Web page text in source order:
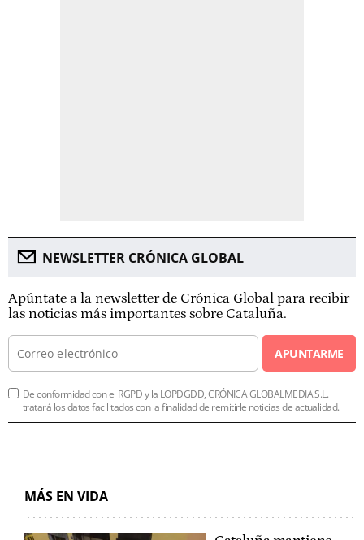
NEWSLETTER CRÓNICA GLOBAL
Apúntate a la newsletter de Crónica Global para recibir
las noticias más importantes sobre Cataluña.
APUNTARME
De conformidad con el RGPD y la LOPDGDD, CRÓNICA GLOBALMEDIA S.L.
tratará los datos facilitados con la finalidad de remitirle noticias de actualidad.
MÁS EN VIDA